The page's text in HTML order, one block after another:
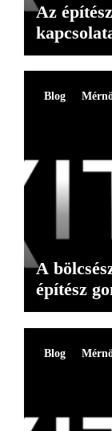
Az
Blog
A
építész
Blog